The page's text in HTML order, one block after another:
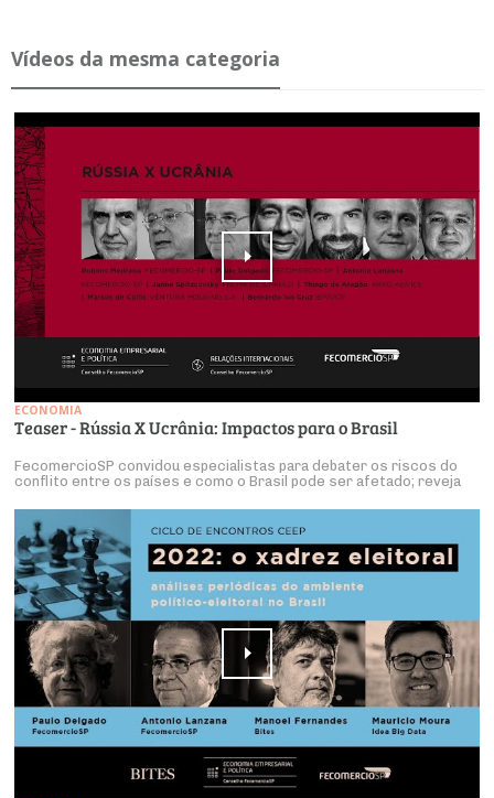
Ví­deos da mesma ca­te­goria
ECONOMIA
Teaser - Rússia X Ucrânia: Impactos para o Brasil
FecomercioSP convidou especialistas para debater os riscos do
conflito entre os países e como o Brasil pode ser afetado; reveja